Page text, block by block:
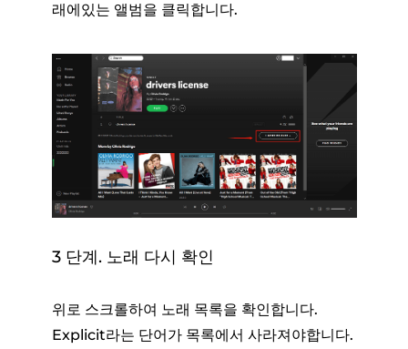
래에있는 앨범을 클릭합니다.
3 단계. 노래 다시 확인
위로 스크롤하여 노래 목록을 확인합니다.
Explicit라는 단어가 목록에서 사라져야합니다.